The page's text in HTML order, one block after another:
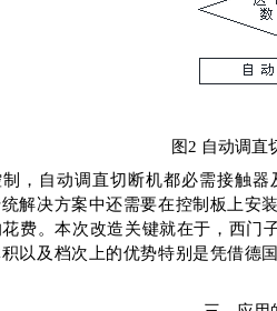
图 2 自动调直
，自动调直切断机都必需接触器
解决方案中还需要在控制板上安
费。本次改造关键就在于，西门
以及档次上的优势特别是凭借德